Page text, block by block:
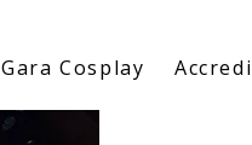
Gara Cosplay